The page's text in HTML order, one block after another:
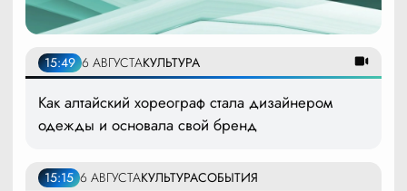
15:49 6 АВГУСТАКУЛЬТУРА
Как алтайский хореограф стала дизайнером
одежды и основала свой бренд
15:15 6 АВГУСТАКУЛЬТУРАСОБЫТИЯ